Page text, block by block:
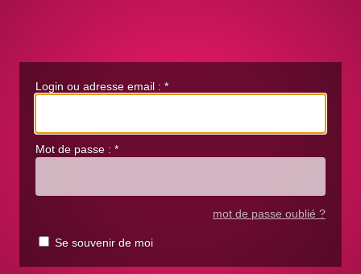
Login ou adresse email : *
Mot de passe : *
mot de passe oublié ?
Se souvenir de moi